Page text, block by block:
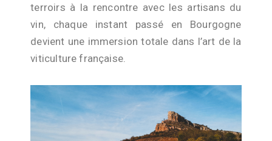
terroirs à la rencontre avec les artisans du
vin, chaque instant passé en Bourgogne
devient une immersion totale dans l’art de la
viticulture française.